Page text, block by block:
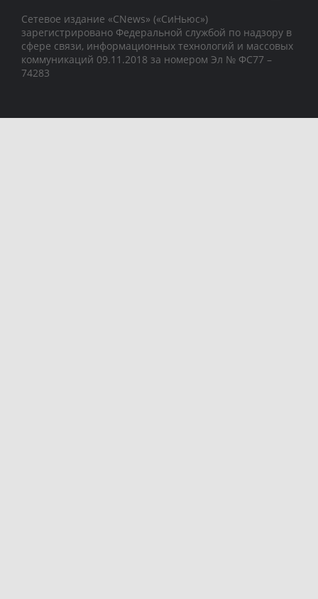
Сетевое издание «CNews» («СиНьюс»)
зарегистрировано Федеральной службой по надзору в
сфере связи, информационных технологий и массовых
коммуникаций 09.11.2018 за номером Эл № ФС77 –
74283